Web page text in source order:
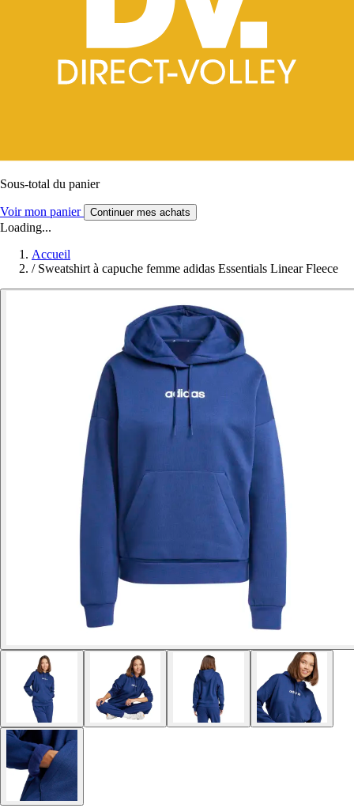
Sous-total du panier
Voir mon panier Continuer mes achats
Loading...
Accueil
/ Sweatshirt à capuche femme adidas Essentials Linear Fleece